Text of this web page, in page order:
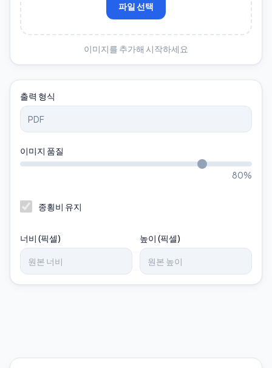
파일 선택
이미지를 추가해 시작하세요
출력 형식
이미지 품질
80%
종횡비 유지
너비 (픽셀) 높이 (픽셀)